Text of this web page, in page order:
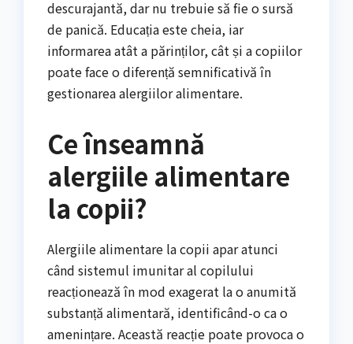
descurajantă, dar nu trebuie să fie o sursă
de panică. Educația este cheia, iar
informarea atât a părinților, cât și a copiilor
poate face o diferență semnificativă în
gestionarea alergiilor alimentare.
Ce înseamnă
alergiile alimentare
la copii?
Alergiile alimentare la copii apar atunci
când sistemul imunitar al copilului
reacționează în mod exagerat la o anumită
substanță alimentară, identificând-o ca o
amenințare. Această reacție poate provoca o